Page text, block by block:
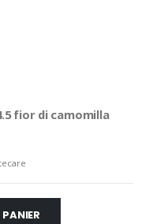
fior di camomilla